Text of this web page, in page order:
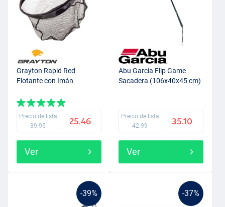
Grayton Rapid Red
Flotante con Imán
Precio de lista
39.95
25.46
Ver
Abu Garcia Flip Game
Sacadera (106x40x45 cm)
Precio de lista
42.99
35.10
Ver
-39% -37%